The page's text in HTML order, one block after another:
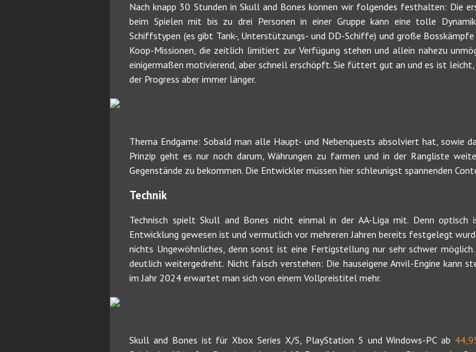
Nach knapp 30 Stunden in Skull and Bones können wir folgendes festhalten: Die
beim Spielen mit bis zu drei Personen in einer Gruppe kann eine tolle
Schiffstypen (es gibt Tank-, Unterstützungs- und DD-Schiffe) und große
Koop-Missionen, die zeitlich limitiert zur Verfügung stehen und allein nahezu
einigermaßen motivierend, aber schnell erschöpft. Sie füttert gut an und es ist
der Progress aber immer länger.
Thema Endgame: Sobald man alle Haupt- und Nebenquests absolviert hat, sowie
Prinzip geht es nur noch darum, Währungen zu farmen und in der Rangliste
Gegenstände zu bekommen. Die Entwickler müssen hier schleunigst spannenden
Technik
Technisch spielt Skull and Bones nicht einmal in der AA-Liga mit. Denn
Entwicklung gewesen ist und vermutlich vor mehreren Jahren bereits festgelegt
nichts Ungewöhnliches, denn sonst ist eine Fertigstellung nur sehr schwer
deutlich weitergedreht. Nicht falsch verstehen: Die hauseigene Anvil-Engine kann
im Jahr 2024 erwartet man sich von einem Vollpreistitel mehr.
Skull and Bones ist für Xbox Series X/S, PlayStation 5 und Windows-PC ab